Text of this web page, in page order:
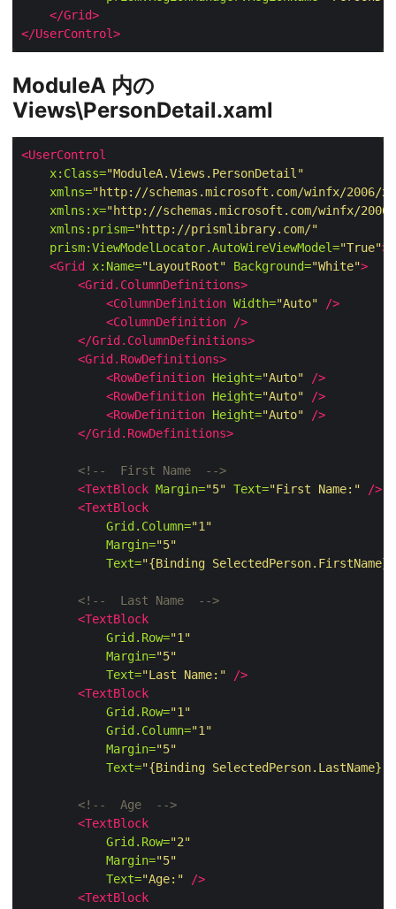
</Grid>
</UserControl>
ModuleA 内の
Views\PersonDetail.xaml
<UserControl
x:Class="ModuleA.Views.PersonDetail"
xmlns="http://schemas.microsoft.com/winfx/2006/
xmlns:x="http://schemas.microsoft.com/winfx/
xmlns:prism="http://prismlibrary.com/"
prism:ViewModelLocator.AutoWireViewModel="True">
<Grid
x:Name="LayoutRoot" Background="White">
<Grid.ColumnDefinitions>
<ColumnDefinition Width="Auto"
/>
<ColumnDefinition
/>
</Grid.ColumnDefinitions>
<Grid.RowDefinitions>
<RowDefinition Height="Auto"
/>
<RowDefinition Height="Auto"
/>
<RowDefinition Height="Auto"
/>
</Grid.RowDefinitions>
<!--  First Name  -->
<TextBlock Margin="5" Text="First Name:"
/>
<TextBlock
Grid.Column="1"
Margin="5"
Text="{Binding SelectedPerson.FirstName}"
<!--  Last Name  -->
<TextBlock
Grid.Row="1"
Margin="5"
Text="Last Name:"
/>
<TextBlock
Grid.Row="1"
Grid.Column="1"
Margin="5"
Text="{Binding SelectedPerson.LastName}"
<!--  Age  -->
<TextBlock
Grid.Row="2"
Margin="5"
Text="Age:"
/>
<TextBlock